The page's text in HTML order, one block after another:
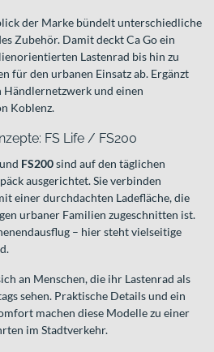
der Marke bündelt unterschiedliche
Zubehör. Damit deckt Ca Go ein
Lastenrad bis hin zu
für den urbanen Einsatz ab. Ergänzt
und einen
Koblenz.
FS Life / FS200
und FS200sind auf den täglichen
ausgerichtet. Sie verbinden
einer durchdachten Ladefläche, die
urbaner Familien zugeschnitten ist.
– hier steht vielseitige
an Menschen, die ihr Lastenrad als
sehen. Praktische Details und ein
machen diese Modelle zu einer
im Stadtverkehr.